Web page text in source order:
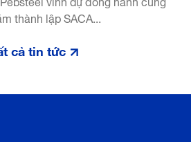
thành lập SACA...
cả tin tức